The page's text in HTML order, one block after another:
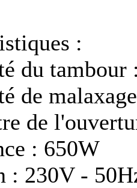
:
du tambour
de
de
: 650W
: 230V -